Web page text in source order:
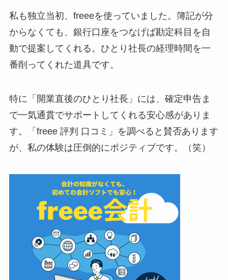
私も独立当初、freeeを使っていました。簿記が分
からなくても、銀行口座をつなげば勘定科目を自
動で提案してくれる。ひとり社長の経理時間を一
番削ってくれた道具です。
特に「開業直後のひとり社長」には、確定申告ま
で一気通貫でサポートしてくれる安心感がありま
す。「freee 評判 口コミ」を調べると賛否あります
が、私の体験は圧倒的にポジティブです。（笑）